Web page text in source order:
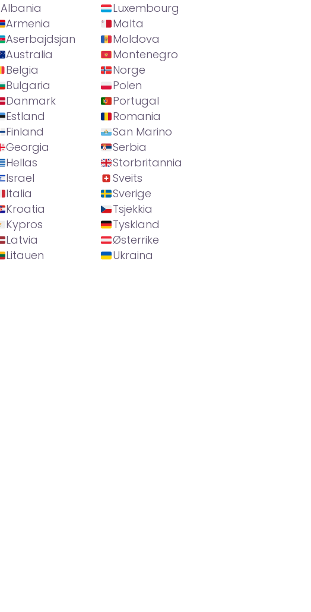
Albania
Armenia
Aserbajdsjan
Australia
Belgia
Bulgaria
Danmark
Estland
Finland
Georgia
Hellas
Israel
Italia
Kroatia
Kypros
Latvia
Litauen
Luxembourg
Malta
Moldova
Montenegro
Norge
Polen
Portugal
Romania
San Marino
Serbia
Storbritannia
Sveits
Sverige
Tsjekkia
Tyskland
Østerrike
Ukraina